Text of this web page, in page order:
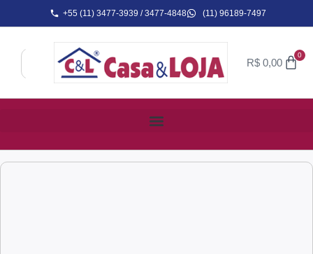
+55 (11) 3477-3939 / 3477-4848 (11) 96189-7497
R$ 0,00
0